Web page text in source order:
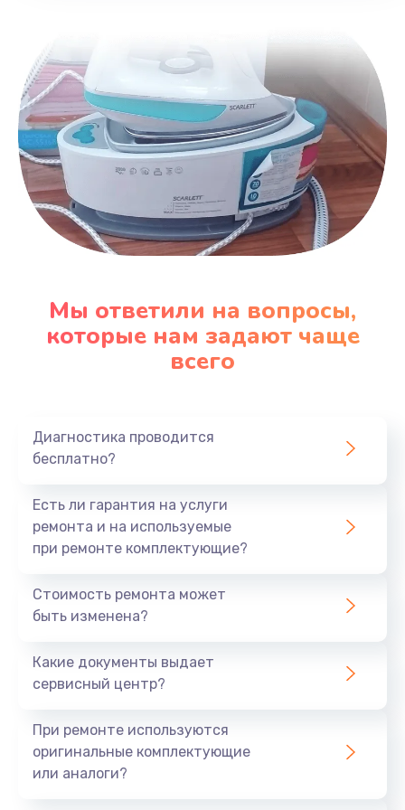
Замена вентилятора
970 руб.
Заказать
Замена таймера
1170 руб.
Заказать
1210 руб.
Заказать
Заказать
1190 руб.
Заказать
Замена термостата
Заказать
3390 руб.
Заказать
Мы ответили на вопросы,
которые нам задают чаще
всего
Диагностика проводится
бесплатно?
Есть ли гарантия на услуги
ремонта и на используемые
при ремонте комплектующие?
Стоимость ремонта может
быть изменена?
Какие документы выдает
сервисный центр?
При ремонте используются
оригинальные комплектующие
или аналоги?